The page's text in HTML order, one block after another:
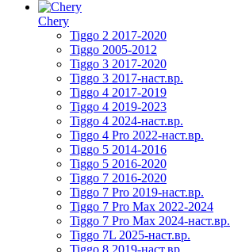
Chery
Tiggo 2 2017-2020
Tiggo 2005-2012
Tiggo 3 2017-2020
Tiggo 3 2017-наст.вр.
Tiggo 4 2017-2019
Tiggo 4 2019-2023
Tiggo 4 2024-наст.вр.
Tiggo 4 Pro 2022-наст.вр.
Tiggo 5 2014-2016
Tiggo 5 2016-2020
Tiggo 7 2016-2020
Tiggo 7 Pro 2019-наст.вр.
Tiggo 7 Pro Max 2022-2024
Tiggo 7 Pro Max 2024-наст.вр.
Tiggo 7L 2025-наст.вр.
Tiggo 8 2019-наст.вр.